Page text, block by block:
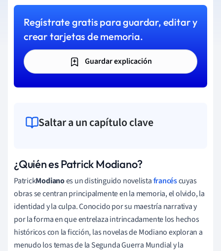
Regístrate gratis para guardar, editar y
crear tarjetas de memoria.
Guardar explicación
Saltar a un capítulo clave
¿Quién es Patrick Modiano?
PatrickModianoes un distinguido novelistafrancéscuyas
obras se centran principalmente en la memoria, el olvido, la
identidad y la culpa. Conocido por su maestría narrativa y
por la forma en que entrelaza intrincadamente los hechos
históricos con la ficción, las novelas de Modiano exploran a
menudo los temas de la Segunda Guerra Mundial y la